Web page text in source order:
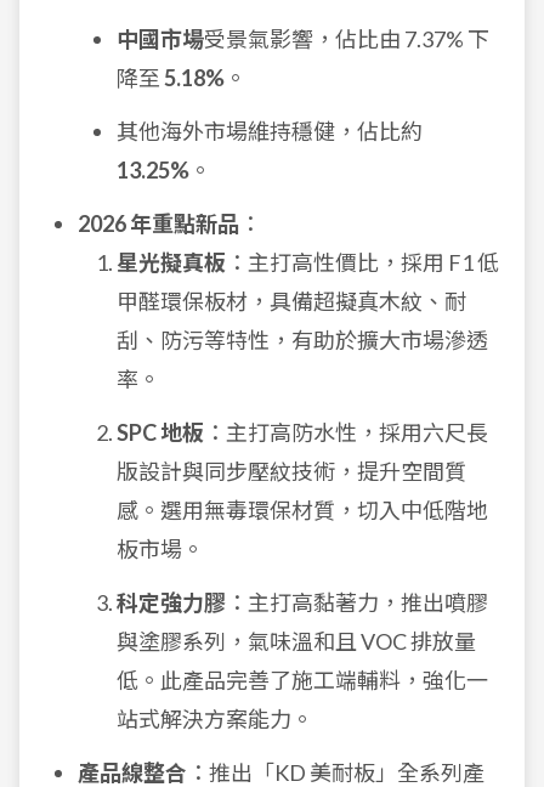
中國市場受景氣影響，佔比由 7.37% 下
降至 5.18% 。
其他海外市場維持穩健，佔比約
13.25% 。
2026 年重點新品 ：
星光擬真板 ：主打高性價比，採用 F1 低
甲醛環保板材，具備超擬真木紋、耐
刮、防污等特性，有助於擴大市場滲透
率。
SPC 地板 ：主打高防水性，採用六尺長
版設計與同步壓紋技術，提升空間質
感。選用無毒環保材質，切入中低階地
板市場。
科定強力膠 ：主打高黏著力，推出噴膠
與塗膠系列，氣味溫和且 VOC 排放量
低。此產品完善了施工端輔料，強化一
站式解決方案能力。
產品線整合 ：推出「KD 美耐板」全系列產